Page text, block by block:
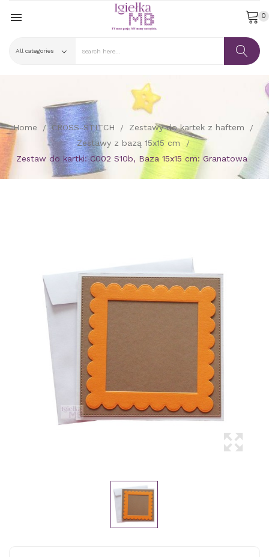
 0
Home CROSS-STITCH
Zestawy do kartek z haftem
Zestawy z bazą 15x15 cm
Zestaw do kartki: C002 S10b, Baza 15x15 cm: Granatowa